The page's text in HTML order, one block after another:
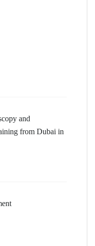
and
from Dubai in